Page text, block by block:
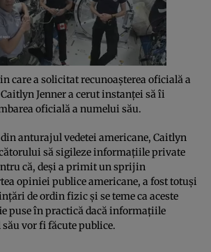
care a solicitat recunoaşterea oficială a
Jenner a cerut instanţei să îi
oficială a numelui său.
anturajul vedetei americane, Caitlyn
să sigileze informaţiile private
că, deşi a primit un sprijin
opiniei publice americane, a fost totuşi
de ordin fizic şi se teme ca aceste
puse în practică dacă informaţiile
vor fi făcute publice.